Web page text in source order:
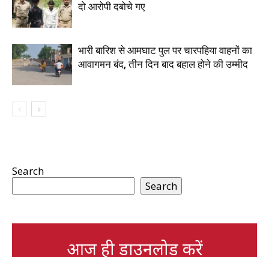
दो आरोपी दबोचे गए
भारी बारिश से आमघाट पुल पर चारपहिया वाहनों का
आवागमन बंद, तीन दिन बाद बहाल होने की उम्मीद
Search
Search
आज ही डाउनलोड करें